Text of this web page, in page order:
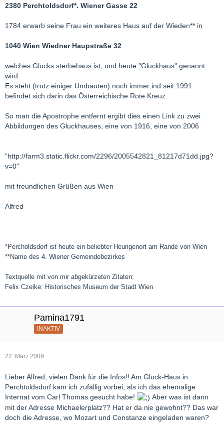
2380 Perchtoldsdorf*. Wiener Gasse 22
1784 erwarb seine Frau ein weiteres Haus auf der Wieden** in
1040 Wien Wiedner Haupstraße 32
welches Glucks sterbehaus ist, und heute "Gluckhaus" genannt
wird.
Es steht (trotz einiger Umbauten) noch immer ind seit 1991
befindet sich darin das Österreichische Rote Kreuz.
So man die Apostrophe entfernt ergibt dies einen Link zu zwei
Abbildungen des Gluckhauses, eine von 1916, eine von 2006
"http://farm3.static.flickr.com/2296/2005542821_81217d71dd.jpg?
v=0"
mit freundlichen Grüßen aus Wien
Alfred
*Percholdsdorf ist heute ein beliebter Heurigenort am Rande von Wien
**Name des 4. Wiener Gemeindebezirkes
Textquelle mit von mir abgekürzeten Zitaten:
Felix Czeike: Historisches Museum der Stadt Wien
Pamina1791
INAKTIV
22. März 2009
Lieber Alfred, vielen Dank für die Infos!! Am Gluck-Haus in
Perchtoldsdorf kam ich zufällig vorbei, als ich das ehemalige
Internat vom Carl Thomas gesucht habe!
Aber was ist dann
mit der Adresse Michaelerplatz?? Hat er da nie gewohnt?? Das war
doch die Adresse, wo Mozart und Constanze eingeladen waren?